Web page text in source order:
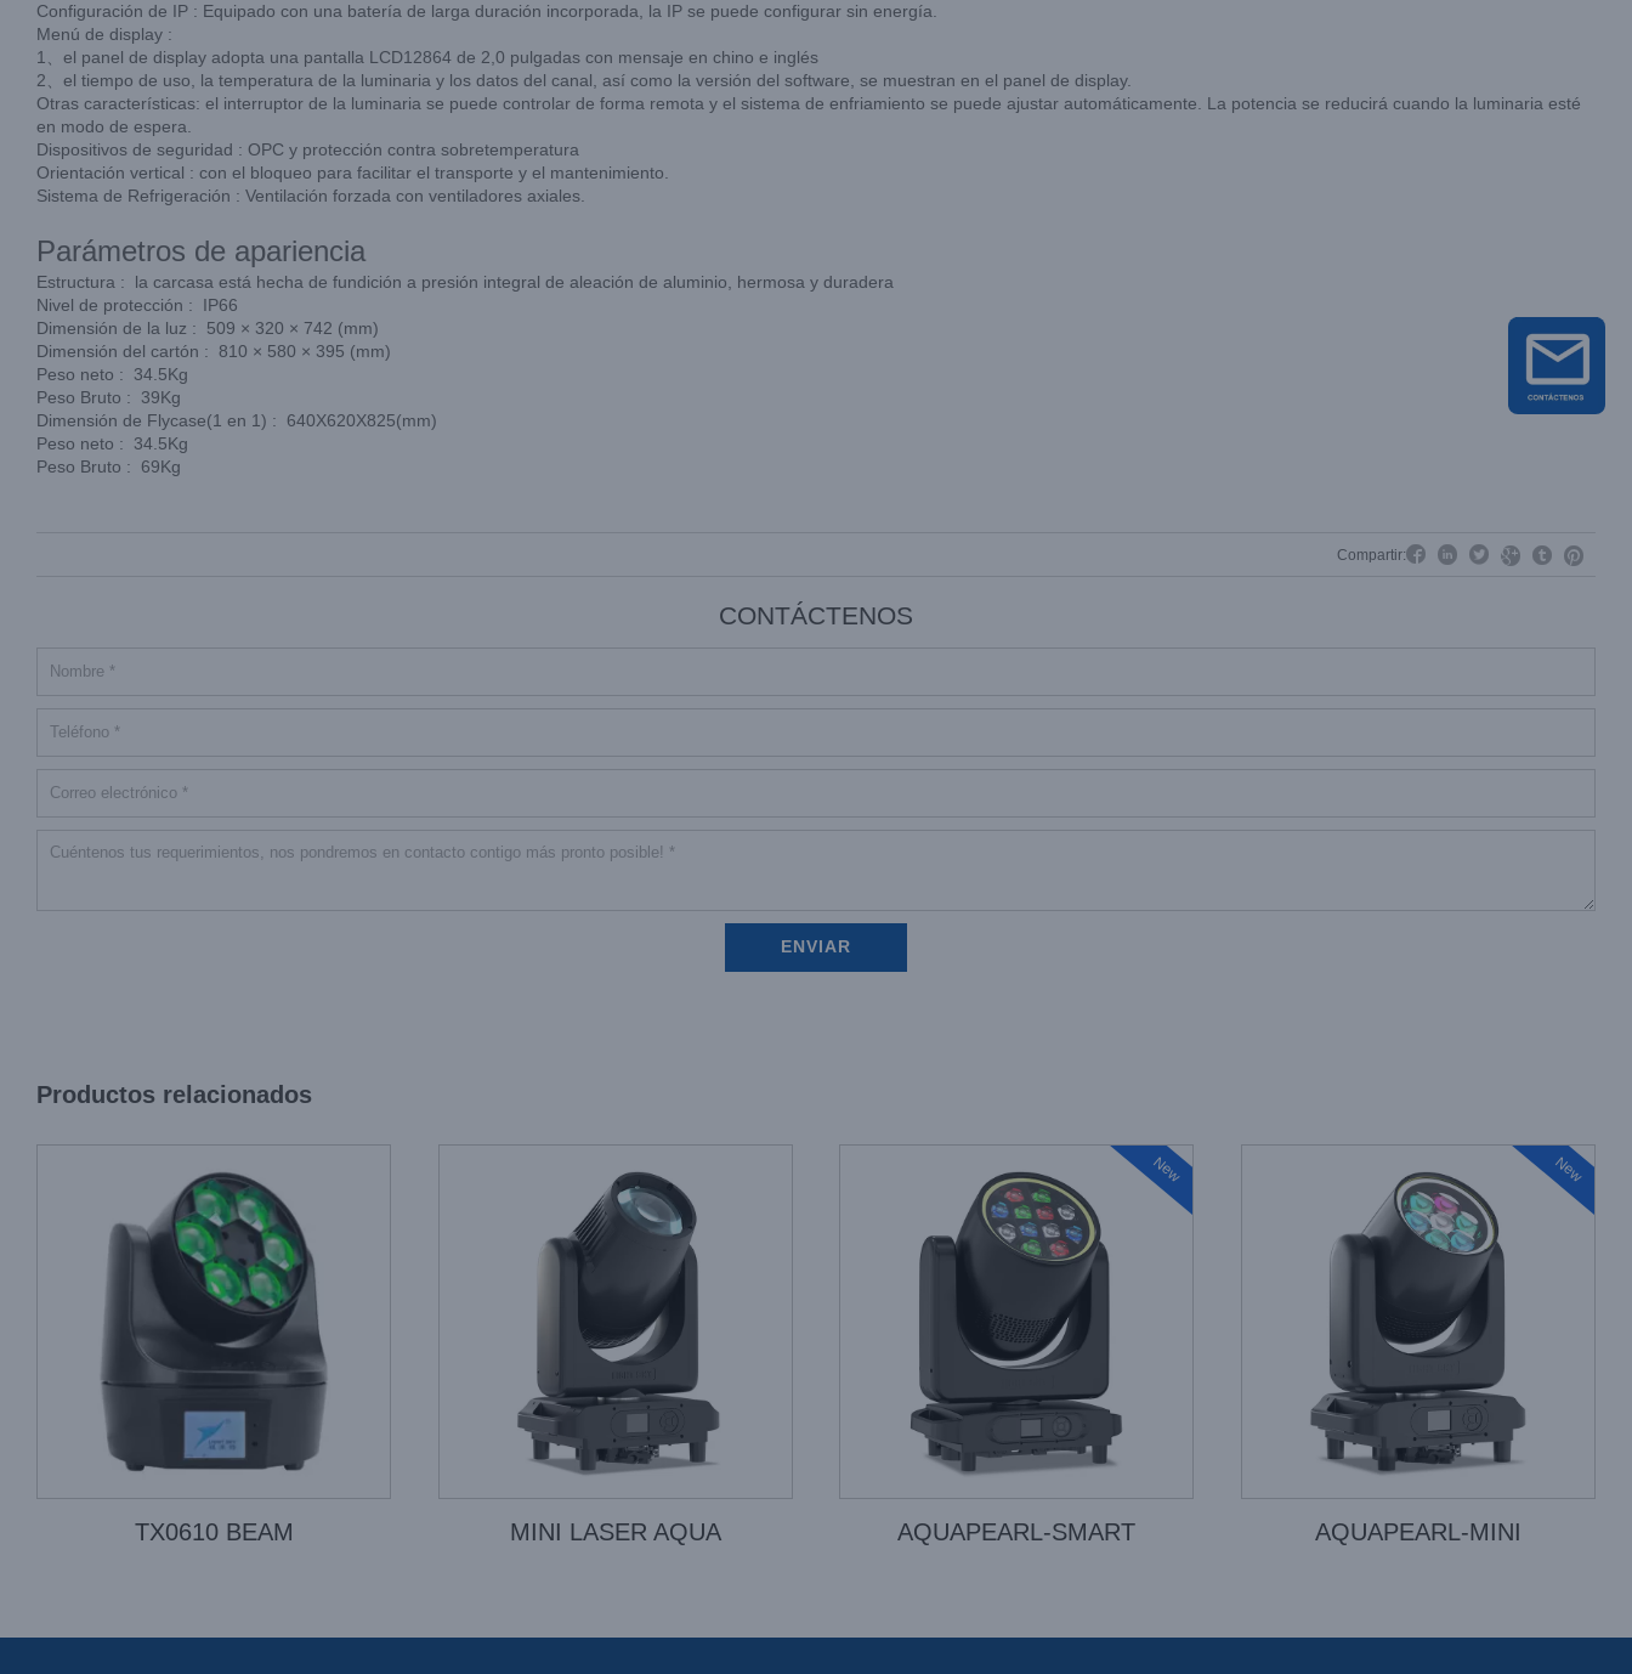
Configuración de IP : Equipado con una batería de larga duración incorporada, la IP se puede configurar sin energía.
Menú de display :
1、el panel de display adopta una pantalla LCD12864 de 2,0 pulgadas con mensaje en chino e inglés
2、el tiempo de uso, la temperatura de la luminaria y los datos del canal, así como la versión del software, se muestran en el panel de display.
Otras características: el interruptor de la luminaria se puede controlar de forma remota y el sistema de enfriamiento se puede ajustar automáticamente. La potencia se reducirá cuando la luminaria esté
en modo de espera.
Dispositivos de seguridad : OPC y protección contra sobretemperatura
Orientación vertical : con el bloqueo para facilitar el transporte y el mantenimiento.
Sistema de Refrigeración : Ventilación forzada con ventiladores axiales.
Parámetros de apariencia
Estructura : la carcasa está hecha de fundición a presión integral de aleación de aluminio, hermosa y duradera
Nivel de protección : IP66
Dimensión de la luz : 509 × 320 × 742 (mm)
Dimensión del cartón : 810 × 580 × 395 (mm)
Peso neto : 34.5Kg
Peso Bruto : 39Kg
Dimensión de Flycase(1 en 1) : 640X620X825(mm)
Peso neto : 34.5Kg
Peso Bruto : 69Kg
Compartir:     
CONTÁCTENOS
Productos relacionados
TX0610 BEAM MINI LASER AQUA
New
AQUAPEARL-SMART
New
AQUAPEARL-MINI